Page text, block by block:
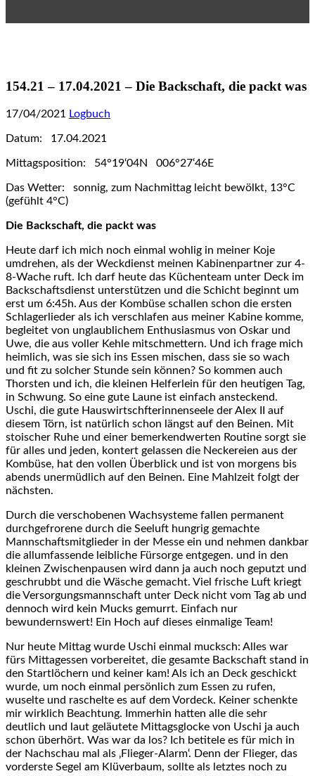
154.21 – 17.04.2021 – Die Backschaft, die packt was
17/04/2021 Logbuch
Datum: 17.04.2021
Mittagsposition: 54°19‘04N 006°27‘46E
Das Wetter: sonnig, zum Nachmittag leicht bewölkt, 13°C
(gefühlt 4°C)
Die Backschaft, die packt was
Heute darf ich mich noch einmal wohlig in meiner Koje
umdrehen, als der Weckdienst meinen Kabinenpartner zur 4-
8-Wache ruft. Ich darf heute das Küchenteam unter Deck im
Backschaftsdienst unterstützen und die Schicht beginnt um
erst um 6:45h. Aus der Kombüse schallen schon die ersten
Schlagerlieder als ich verschlafen aus meiner Kabine komme,
begleitet von unglaublichem Enthusiasmus von Oskar und
Uwe, die aus voller Kehle mitschmettern. Und ich frage mich
heimlich, was sie sich ins Essen mischen, dass sie so wach
und fit zu solcher Stunde sein können? So kommen auch
Thorsten und ich, die kleinen Helferlein für den heutigen Tag,
in Schwung. So eine gute Laune ist einfach ansteckend.
Uschi, die gute Hauswirtschfterinnenseele der Alex II auf
diesem Törn, ist natürlich schon längst auf den Beinen. Mit
stoischer Ruhe und einer bemerkendwerten Routine sorgt sie
für alles und jeden, kontert gelassen die Neckereien aus der
Kombüse, hat den vollen Überblick und ist von morgens bis
abends unermüdlich auf den Beinen. Eine Mahlzeit folgt der
nächsten.
Durch die verschobenen Wachsysteme fallen permanent
durchgefrorene durch die Seeluft hungrig gemachte
Mannschaftsmitglieder in der Messe ein und nehmen dankbar
die allumfassende leibliche Fürsorge entgegen. und in den
kleinen Zwischenpausen wird dann ja auch noch geputzt und
geschrubbt und die Wäsche gemacht. Viel frische Luft kriegt
die Versorgungsmannschaft unter Deck nicht vom Tag ab und
dennoch wird kein Mucks gemurrt. Einfach nur
bewundernswert! Ein Hoch auf dieses einmalige Team!
Nur heute Mittag wurde Uschi einmal mucksch: Alles war
fürs Mittagessen vorbereitet, die gesamte Backschaft stand in
den Startlöchern und keiner kam! Als ich an Deck geschickt
wurde, um noch einmal persönlich zum Essen zu rufen,
wuselte und raschelte es auf dem Vordeck. Keiner schenkte
mir wirklich Beachtung. Immerhin hatten alle die sehr
deutlich und laut geläutete Mittagsglocke von Uschi ja auch
schon überhört. Was war da los? Ich betitele es für mich in
der Nachschau mal als ‚Flieger-Alarm‘. Denn der Flieger, das
vorderste Segel am Klüverbaum, sollte als letztes noch zu